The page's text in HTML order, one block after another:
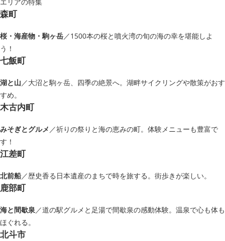
エリアの特集
森町
桜・海産物・駒ヶ岳／1500本の桜と噴火湾の旬の海の幸を堪能しよ
う！
七飯町
湖と山／大沼と駒ヶ岳、四季の絶景へ。湖畔サイクリングや散策がおす
すめ。
木古内町
みそぎとグルメ ／祈りの祭りと海の恵みの町。体験メニューも豊富で
す！
江差町
北前船／歴史香る日本遺産のまちで時を旅する。街歩きが楽しい。
鹿部町
海と間歇泉／道の駅グルメと足湯で間歇泉の感動体験。温泉で心も体も
ほぐれる。
北斗市